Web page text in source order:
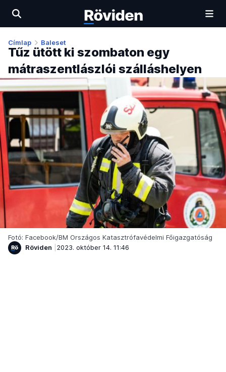
Címlap Baleset
Tűz ütött ki szombaton egy
mátraszentlászlói szálláshelyen
Fotó: Facebook/BM Országos Katasztrófavédelmi Főigazgatóság
Röviden
2023. október 14. 11:46